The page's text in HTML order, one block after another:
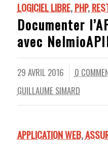
LOGICIEL LIBRE,PHP,
Documenter
avec
29 AVRIL 2016 0
/
GUILLAUME SIMARD
APPLICATION WEB,